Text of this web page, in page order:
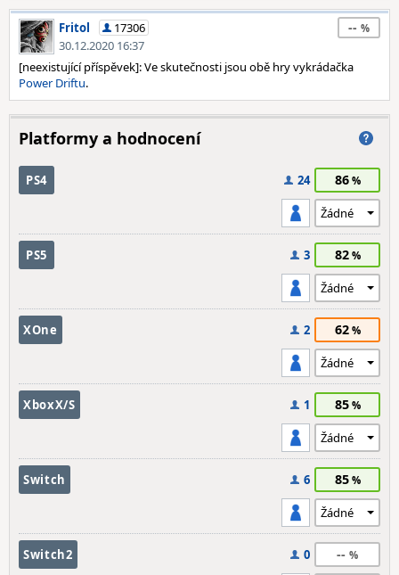
Fritol
17306
30.12.2020 16:37
--
[neexistující příspěvek]: Ve skutečnosti jsou obě hry vykrádačka
Power Driftu.
Platformy a hodnocení
PS4 24 86
PS5 3 82
XOne 2 62
XboxX/S 1 85
Switch 6 85
Switch2 0 --